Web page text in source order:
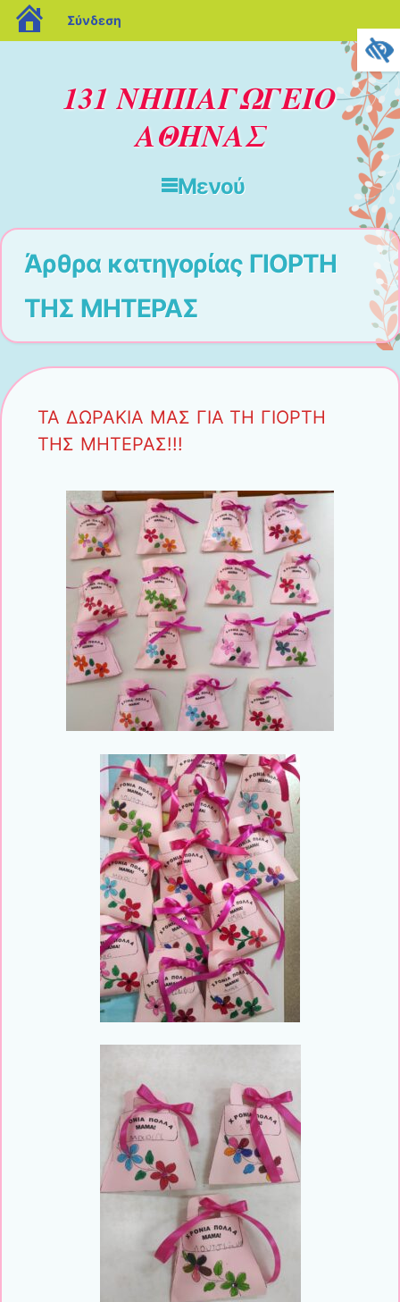
131 ΝΗΠΙΑΓΩΓΕΙΟ
ΑΘΗΝΑΣ
Μενού
Άρθρα κατηγορίας ΓΙΟΡΤΗ
ΤΗΣ ΜΗΤΕΡΑΣ
ΤΑ ΔΩΡΑΚΙΑ ΜΑΣ ΓΙΑ ΤΗ ΓΙΟΡΤΗ
ΤΗΣ ΜΗΤΕΡΑΣ!!!
blogs.sch.gr
Σύνδεση